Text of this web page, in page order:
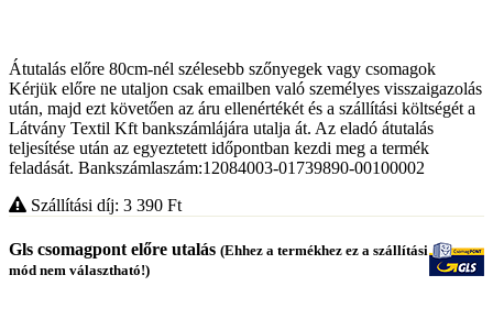
Átutalás előre 80cm-nél szélesebb szőnyegek vagy csomagok
Kérjük előre ne utaljon csak emailben való személyes visszaigazolás
után, majd ezt követően az áru ellenértékét és a szállítási költségét a
Látvány Textil Kft bankszámlájára utalja át. Az eladó átutalás
teljesítése után az egyeztetett időpontban kezdi meg a termék
feladását. Bankszámlaszám:12084003-01739890-00100002
Szállítási díj: 3 390 Ft
Gls csomagpont előre utalás (Ehhez a termékhez ez a szállítási
mód nem választható!)